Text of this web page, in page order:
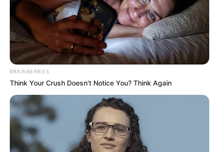
Terceiro lote da restituição do IR paga R$
4,61 bilhões para 2,7 milhões de
contribuintes.
Motos e bicicletas para ACS e ACE: veja o
passo a passo para conseguir o benefício.
PLP 185 continua travado na Câmara dos
Deputados por erro em seu texto.
ACS e ACE: celetista, estatutário ou
BRAINBERRIES
Think Your Crush Doesn't Notice You? Think Again